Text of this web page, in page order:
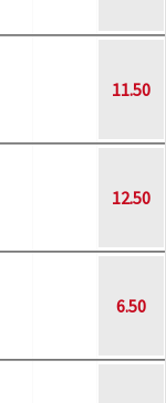
11.50
12.50
6.50